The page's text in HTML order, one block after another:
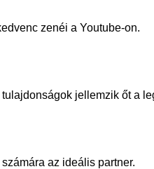
zenéi a Youtube-on.
jellemzik őt a
az ideális partner.